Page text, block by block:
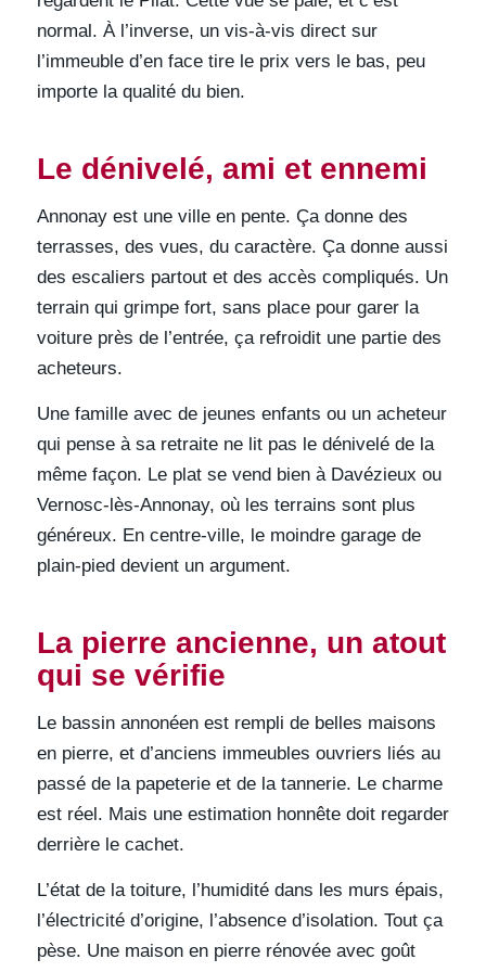
normal. À l’inverse, un vis-à-vis direct sur
l’immeuble d’en face tire le prix vers le bas, peu
importe la qualité du bien.
Le dénivelé, ami et ennemi
Annonay est une ville en pente. Ça donne des
terrasses, des vues, du caractère. Ça donne aussi
des escaliers partout et des accès compliqués. Un
terrain qui grimpe fort, sans place pour garer la
voiture près de l’entrée, ça refroidit une partie des
acheteurs.
Une famille avec de jeunes enfants ou un acheteur
qui pense à sa retraite ne lit pas le dénivelé de la
même façon. Le plat se vend bien à Davézieux ou
Vernosc-lès-Annonay, où les terrains sont plus
généreux. En centre-ville, le moindre garage de
plain-pied devient un argument.
La pierre ancienne, un atout
qui se vérifie
Le bassin annonéen est rempli de belles maisons
en pierre, et d’anciens immeubles ouvriers liés au
passé de la papeterie et de la tannerie. Le charme
est réel. Mais une estimation honnête doit regarder
derrière le cachet.
L’état de la toiture, l’humidité dans les murs épais,
l’électricité d’origine, l’absence d’isolation. Tout ça
pèse. Une maison en pierre rénovée avec goût